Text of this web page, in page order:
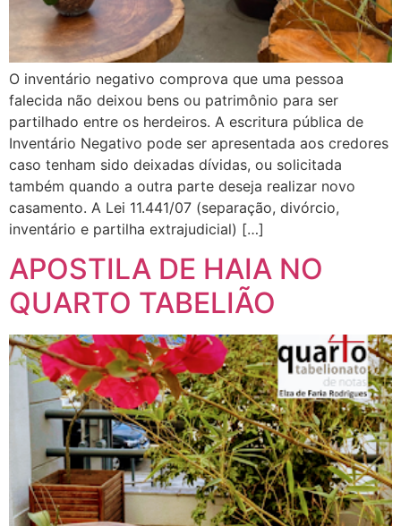
O inventário negativo comprova que uma pessoa
falecida não deixou bens ou patrimônio para ser
partilhado entre os herdeiros. A escritura pública de
Inventário Negativo pode ser apresentada aos credores
caso tenham sido deixadas dívidas, ou solicitada
também quando a outra parte deseja realizar novo
casamento. A Lei 11.441/07 (separação, divórcio,
inventário e partilha extrajudicial) […]
APOSTILA DE HAIA NO
QUARTO TABELIÃO